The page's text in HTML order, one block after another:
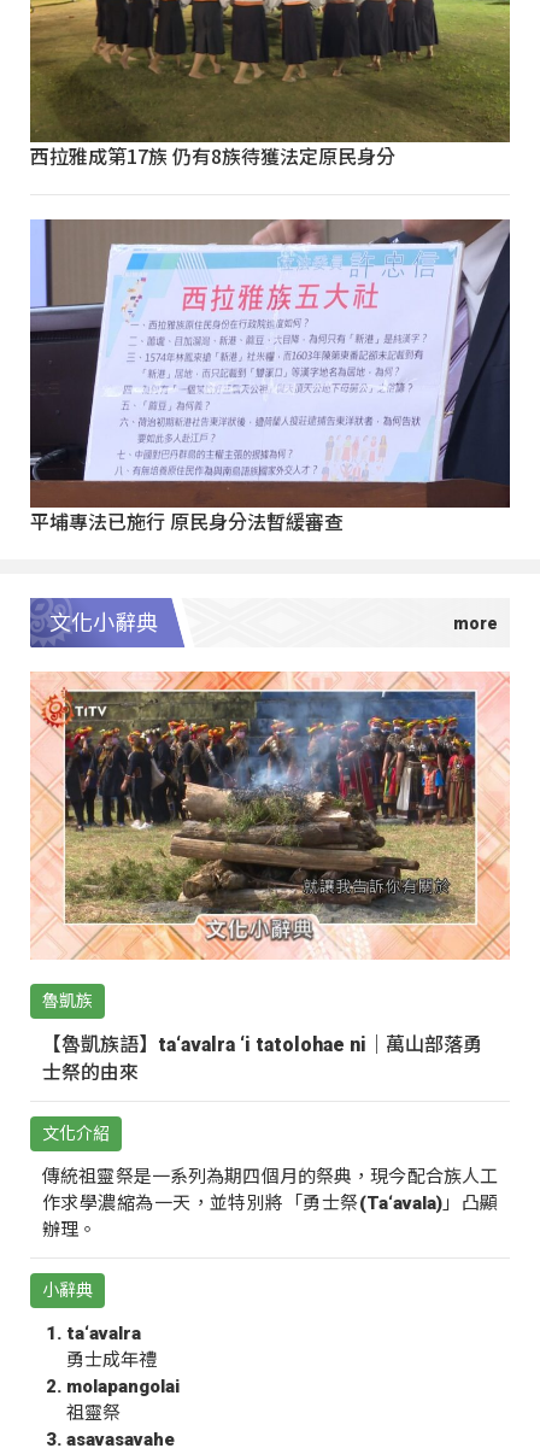
西拉雅成第17族 仍有8族待獲法定原民身分
平埔專法已施行 原民身分法暫緩審查
文化小辭典
魯凱族
【魯凱族語】ta‘avalra ‘i tatolohae ni｜萬山部落勇
士祭的由來
文化介紹
傳統祖靈祭是一系列為期四個月的祭典，現今配合族人工
作求學濃縮為一天，並特別將「勇士祭(Ta‘avala)」凸顯
辦理。
小辭典
ta‘avalra
勇士成年禮
molapangolai
祖靈祭
asavasavahe